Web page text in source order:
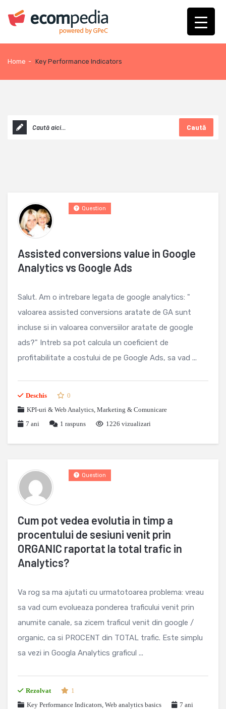
Home - Key Performance Indicators
Caută
Assisted conversions value in Google
Analytics vs Google Ads
Question
Salut. Am o intrebare legata de google analytics: "
valoarea assisted conversions aratate de GA sunt
incluse si in valoarea conversiilor aratate de google
ads?" Intreb sa pot calcula un coeficient de
profitabilitate a costului de pe Google Ads, sa vad ...
Deschis
0
KPI-uri & Web Analytics, Marketing & Comunicare
7 ani
1 raspuns 1226 vizualizari
Cum pot vedea evolutia in timp a
procentului de sesiuni venit prin
ORGANIC raportat la total trafic in
Analytics?
Question
Va rog sa ma ajutati cu urmatotoarea problema: vreau
sa vad cum evolueaza ponderea traficului venit prin
anumite canale, sa zicem traficul venit din google /
organic, ca si PROCENT din TOTAL trafic. Este simplu
sa vezi in Googla Analytics graficul ...
Rezolvat
1
Key Performance Indicators, Web analytics basics
7 ani